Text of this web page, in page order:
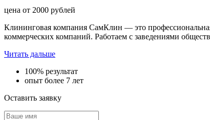
цена от 2000 рублей
Клининговая компания СамКлин — это
коммерческих компаний. Работаем с заведениями
Читать дальше
100% результат
опыт более 7 лет
Оставить заявку